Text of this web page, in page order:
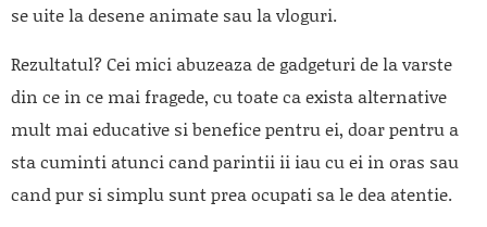
se uite la desene animate sau la vloguri.
Rezultatul? Cei mici abuzeaza de gadgeturi de la varste
din ce in ce mai fragede, cu toate ca exista alternative
mult mai educative si benefice pentru ei, doar pentru a
sta cuminti atunci cand parintii ii iau cu ei in oras sau
cand pur si simplu sunt prea ocupati sa le dea atentie.